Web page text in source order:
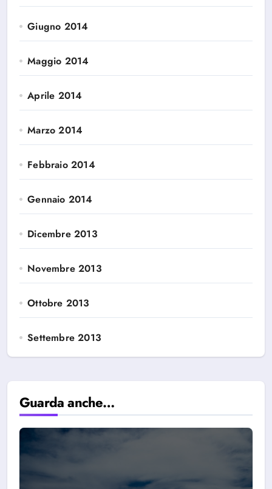
Giugno 2014
Maggio 2014
Aprile 2014
Marzo 2014
Febbraio 2014
Gennaio 2014
Dicembre 2013
Novembre 2013
Ottobre 2013
Settembre 2013
Guarda anche…